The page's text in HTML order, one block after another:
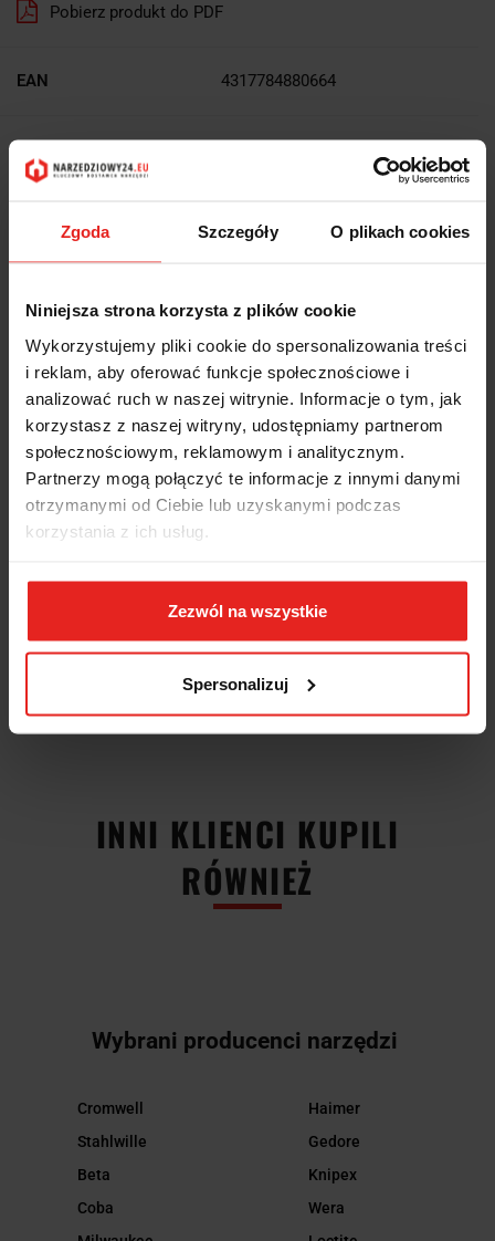
Zgoda Szczegóły O plikach cookies
Niniejsza strona korzysta z plików cookie
Wykorzystujemy pliki cookie do spersonalizowania treści
i reklam, aby oferować funkcje społecznościowe i
analizować ruch w naszej witrynie. Informacje o tym, jak
korzystasz z naszej witryny, udostępniamy partnerom
społecznościowym, reklamowym i analitycznym.
Partnerzy mogą połączyć te informacje z innymi danymi
otrzymanymi od Ciebie lub uzyskanymi podczas
korzystania z ich usług.
Zezwól na wszystkie
Spersonalizuj
Pobierz produkt do PDF
EAN 4317784880664
OPIS
INFORMACJE DOT.
BEZPIECZEŃSTWA
OPINIE I OCENY (0)
Krążek ścierny z rzepem, z otworami 9 - 125mm K 80 42 34529 016
Forum:
średnica - 125 mm
na podkładzie papierowym z rzepem
do szlifowania farb, lakierów i mas szpachlowych
dobra wydajność usuwania i długa żywotność
do narzędzi Festool und Holz Her
INNI KLIENCI KUPILI
RÓWNIEŻ
Wybrani producenci narzędzi
Cromwell
Stahlwille
Beta
Coba
Haimer
Gedore
Knipex
Wera